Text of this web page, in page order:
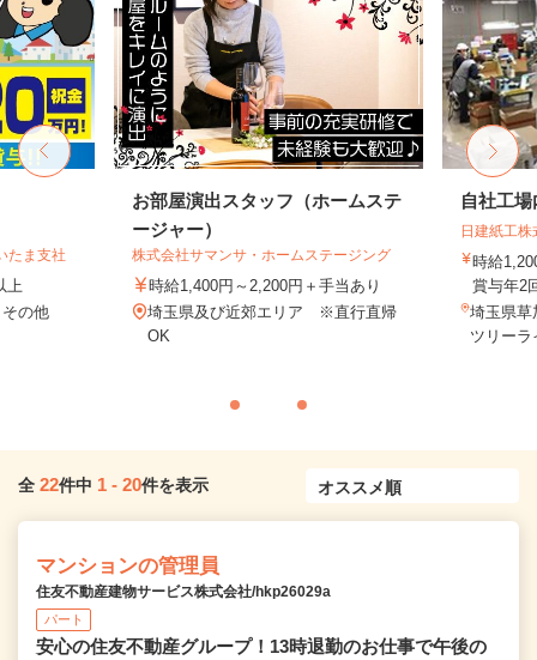
たま支社
上
その他
お部屋演出スタッフ（ホームステ
ージャー）
株式会社サマンサ・ホームステージング
時給1,400円～2,200円＋手当あり
埼玉県及び近郊エリア ※直行直帰
OK
自社工
日建紙工株
時給
賞与年2
埼玉県草
ツリー
全 22件中 1 - 20件を表示
マンションの管理員
住友不動産建物サービス株式会社/hkp26029a
パート
安心の住友不動産グループ！13時退勤のお仕事で午後の